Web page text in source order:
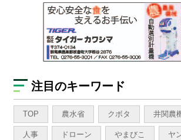
注目のキーワード
TOP 農水省 クボタ 井関農
人事 ドローン やまびこ ヤ